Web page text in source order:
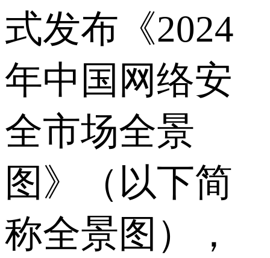
式发布《2024
年中国网络安
全市场全景
图》（以下简
称全景图），